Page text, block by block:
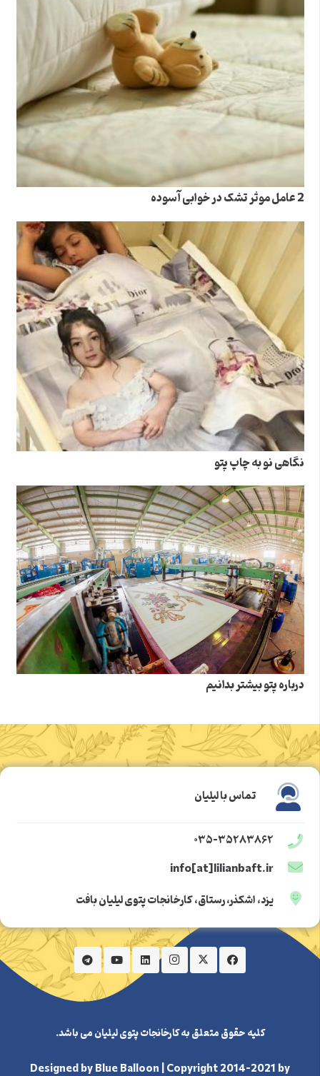
2 عامل موثر تشک در خوابی آسوده
نگاهی نو به چاپ پتو
درباره پتو بیشتر بدانیم
تماس با لیلیان
۰۳۵-۳۵۲۸۳۸۶۲
info[at]lilianbaft.ir
یزد، اشکذر، رستاق، کارخانجات پتوی لیلیان بافت
کلیه حقوق متعلق به کارخانجات پتوی لیلیان می باشد.
Designed byBlue Balloon| Copyright 2014-2021 by